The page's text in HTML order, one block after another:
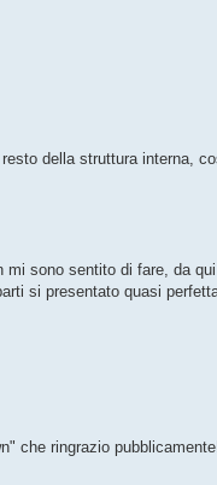
della struttura interna,
mi sono sentito di fare, da
si presentato quasi
che ringrazio